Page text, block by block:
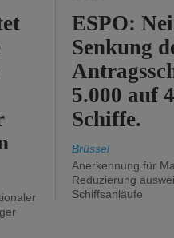
ESPO:
Senkung
5.000 auf
Schiffe.
Brüssel
Anerkennung für
Reduzierung
Schiffsanläufe